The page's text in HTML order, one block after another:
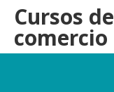
Cursos de
comercio